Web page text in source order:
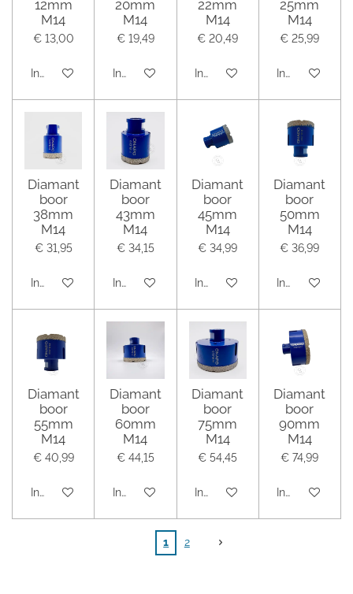
12mm
M14
€ 13,00
In winkelwagen
20mm
M14
€ 19,49
In winkelwagen
22mm
M14
€ 20,49
In winkelwagen
25mm
M14
€ 25,99
In
Diamant
boor
38mm
M14
€ 31,95
In winkelwagen
Diamant
boor
43mm
M14
€ 34,15
In winkelwagen
Diamant
boor
45mm
M14
€ 34,99
In winkelwagen
Diamant
boor
50mm
M14
€ 36,99
In
Diamant
boor
55mm
M14
€ 40,99
In winkelwagen
Diamant
boor
60mm
M14
€ 44,15
In winkelwagen
Diamant
boor
75mm
M14
€ 54,45
In winkelwagen
Diamant
boor
90mm
M14
€ 74,99
In
1 2